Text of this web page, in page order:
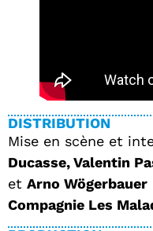
DISTRIBUTION
Mise en scène et
Ducasse, Valentin
et Arno Wögerbauer
Compagnie Les